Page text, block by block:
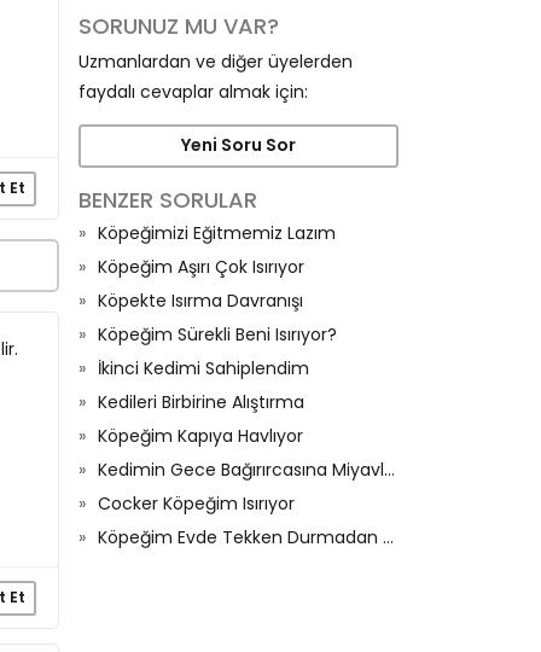
Et
Et
SORUNUZ MU VAR?
Uzmanlardan ve diğer üyelerden
faydalı cevaplar almak için:
Yeni Soru Sor
BENZER SORULAR
Köpeğimizi Eğitmemiz Lazım
Köpeğim Aşırı Çok Isırıyor
Köpekte Isırma Davranışı
Köpeğim Sürekli Beni Isırıyor?
İkinci Kedimi Sahiplendim
Kedileri Birbirine Alıştırma
Köpeğim Kapıya Havlıyor
Kedimin Gece Bağırırcasına Miyavlaması
Cocker Köpeğim Isırıyor
Köpeğim Evde Tekken Durmadan Havlıyor